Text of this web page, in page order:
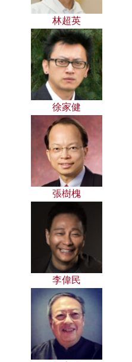
林超英
徐家健
張樹槐
李偉民